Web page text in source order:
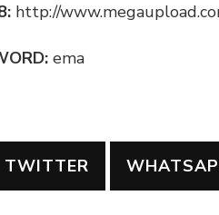
http://
ema
TWITTER